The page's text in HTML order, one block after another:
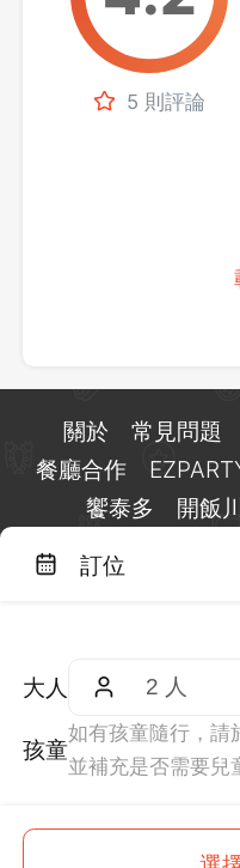
5 則評論
訂位
大人
孩童
如有孩童隨行，請
並補充是否需要兒
關於 常見問題
餐廳合作
饗泰多
開飯
週一至週日 10:00
統編
protected